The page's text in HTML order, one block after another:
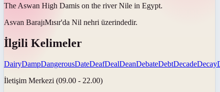
The Aswan High Damis on the river Nile in Egypt.
Asvan BarajıMısır'da Nil nehri üzerindedir.
İlgili Kelimeler
DairyDampDangerousDateDeafDealDeanDebateDebtDecadeDecay
İletişim Merkezi (09.00 - 22.00)